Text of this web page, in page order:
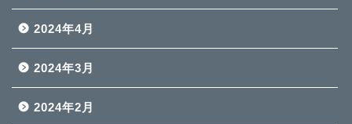
2024年4月
2024年3月
2024年2月